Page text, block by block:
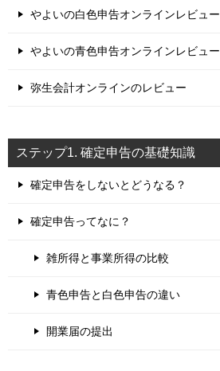
やよいの白色申告オンラインレビュー
やよいの青色申告オンラインレビュー
弥生会計オンラインのレビュー
ステップ1. 確定申告の基礎知識
確定申告をしないとどうなる？
確定申告ってなに？
雑所得と事業所得の比較
青色申告と白色申告の違い
開業届の提出